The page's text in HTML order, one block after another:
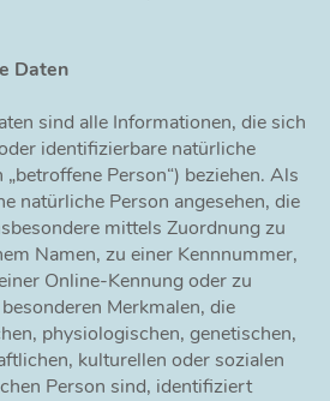
Daten
sind alle Informationen, die sich
identifizierbare natürliche
Person“) beziehen. Als
natürliche Person angesehen, die
mittels Zuordnung zu
Namen, zu einer Kennnummer,
Online-Kennung oder zu
Merkmalen, die
physiologischen, genetischen,
kulturellen oder sozialen
Person sind, identifiziert